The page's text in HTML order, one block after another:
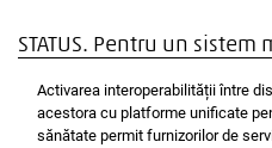
STATUS. Pentru un
Activarea interoperabilității între
acestora cu platforme unificate
sănătate permit furnizorilor de